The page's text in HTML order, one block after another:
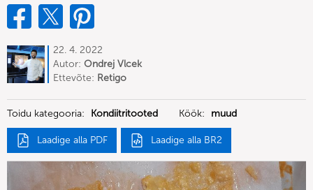
22. 4. 2022
Autor: Ondrej Vlcek
Ettevõte: Retigo
Toidu kategooria: Kondiitritooted Köök: muud
Laadige alla PDF Laadige alla BR2